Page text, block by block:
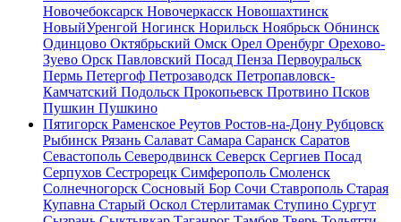
Новочебоксарск Новочеркасск Новошахтинск
НовыйУренгой Ногинск Норильск Ноябрьск Обнинск
Одинцово Октябрьский Омск Орел Оренбург Орехово-
Зуево Орск Павловский Посад Пенза Первоуральск
Пермь Петергоф Петрозаводск Петропавловск-
Камчатский Подольск Прокопьевск Протвино Псков
Пушкин Пушкино
Пятигорск Раменское Реутов Ростов-на-Дону Рубцовск
Рыбинск Рязань Салават Самара Саранск Саратов
Севастополь Северодвинск Северск Сергиев Посад
Серпухов Сестрорецк Симферополь Смоленск
Солнечногорск Сосновый Бор Сочи Ставрополь Старая
Купавна Старый Оскол Стерлитамак Ступино Сургут